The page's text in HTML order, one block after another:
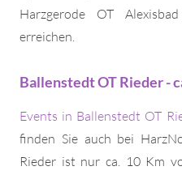
Harzgerode OT
erreichen.
Ballenstedt OT Rieder -
Events in Ballenstedt OT
finden Sie auch bei
Rieder ist nur ca. 10 Km